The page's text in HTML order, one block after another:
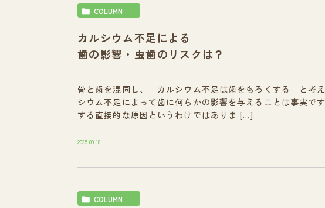
COLUMN
カルシウム不足による
歯の影響・虫歯のリスクは？
骨と歯を混同し、「カルシウム不足は歯をもろくする」と考
シウム不足によって歯に何らかの影響を与えることは事実で
する直接的な原因というわけではありま […]
2025.09.18
COLUMN